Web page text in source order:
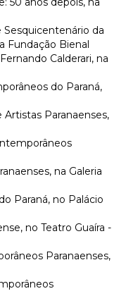
Sesquicentenário da
Fundação Bienal
Calderari, na
do Paraná,
Paranaenses,
na Galeria
Paraná, no Palácio
no Teatro Guaíra -
Paranaenses,